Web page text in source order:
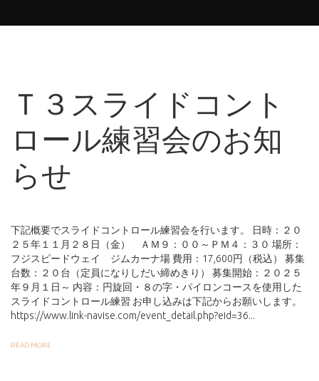
Ｔ３スライドコント
ロール練習会のお知
らせ
下記概要でスライドコントロール練習会を行います。 日時：２０
２５年１１月２８日（金） ＡＭ９：００～ＰＭ４：３０ 場所：
フジスピードウェイ ジムカーナ場 費用：17,600円（税込） 募集
台数：２０台（定員になりしだい締めきり） 募集開始：２０２５
年９月１日～ 内容：円旋回・８の字・パイロンコースを使用した
スライドコントロール練習 お申し込みは下記からお願いします。
https://www.link-navise.com/event_detail.php?eid=36...
READ MORE